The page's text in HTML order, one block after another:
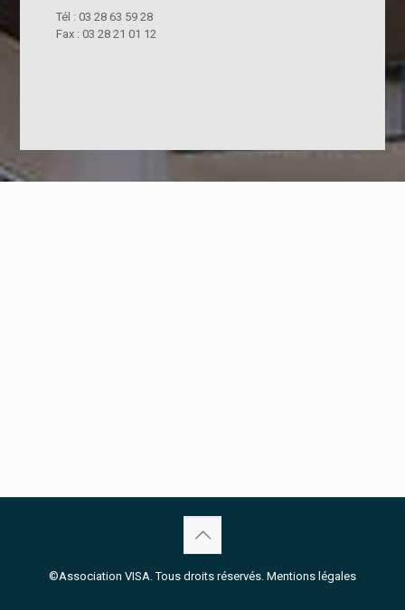
Tél : 03 28 63 59 28
Fax : 03 28 21 01 12
©Association VISA. Tous droits réservés. Mentions légales